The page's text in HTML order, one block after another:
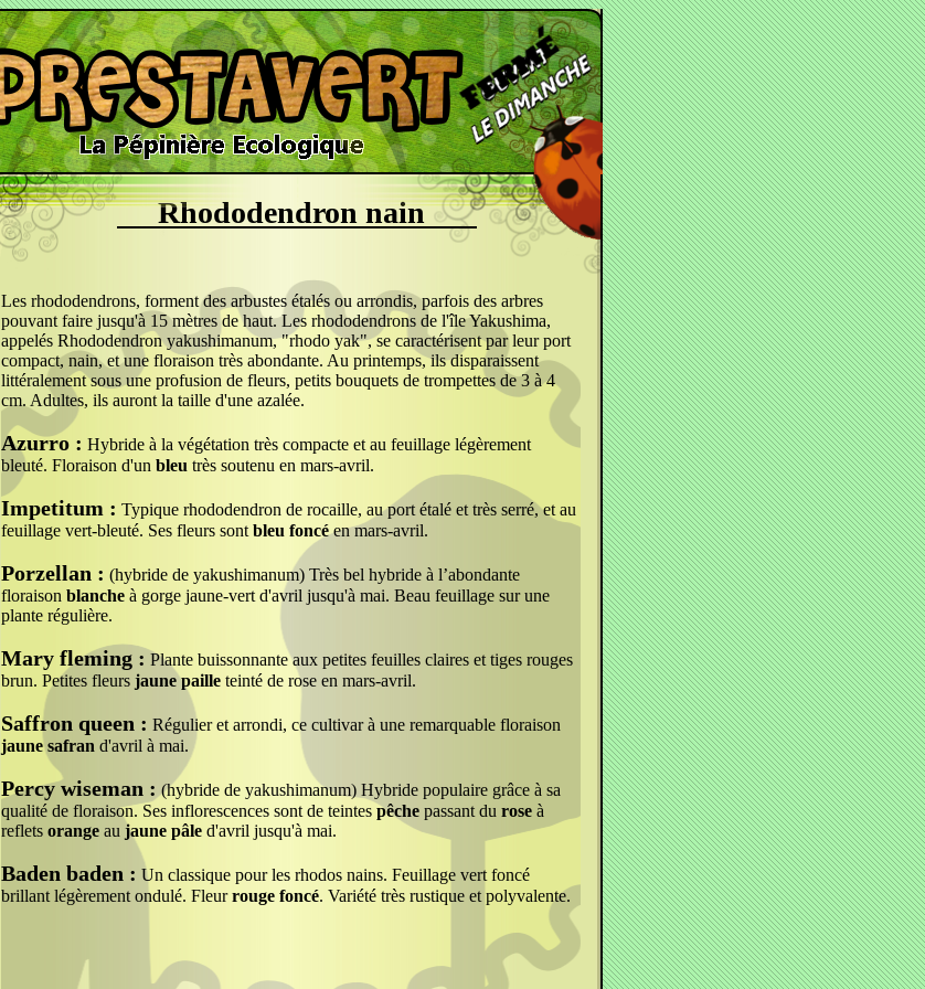
Rhododendron nain
Les rhododendrons, forment des arbustes étalés ou arrondis, parfois des arbres
pouvant faire jusqu'à 15 mètres de haut. Les rhododendrons de l'île Yakushima,
appelés Rhododendron yakushimanum, "rhodo yak", se caractérisent par leur port
compact, nain, et une floraison très abondante. Au printemps, ils disparaissent
littéralement sous une profusion de fleurs, petits bouquets de trompettes de 3 à 4
cm. Adultes, ils auront la taille d'une azalée.
Azurro : Hybride à la végétation très compacte et au feuillage légèrement
bleuté. Floraison d'un bleu très soutenu en mars-avril.
Impetitum : Typique rhododendron de rocaille, au port étalé et très serré, et au
feuillage vert-bleuté. Ses fleurs sont bleu foncéen mars-avril.
Porzellan : (hybride de yakushimanum) Très bel hybride à l’abondante
floraison blanche à gorge jaune-vert d'avril jusqu'à mai. Beau feuillage sur une
plante régulière.
Mary fleming : Plante buissonnante aux petites feuilles claires et tiges rouges
brun. Petites fleurs jaune paille teinté de rose en mars-avril.
Saffron queen : Régulier et arrondi, ce cultivar à une remarquable floraison
jaune safran d'avril à mai.
Percy wiseman : (hybride de yakushimanum) Hybride populaire grâce à sa
qualité de floraison. Ses inflorescences sont de teintes pêche passant du rose à
reflets orange au jaune pâle d'avril jusqu'à mai.
Baden baden : Un classique pour les rhodos nains. Feuillage vert foncé
brillant légèrement ondulé. Fleurrouge foncé. Variété très rustique et polyvalente.